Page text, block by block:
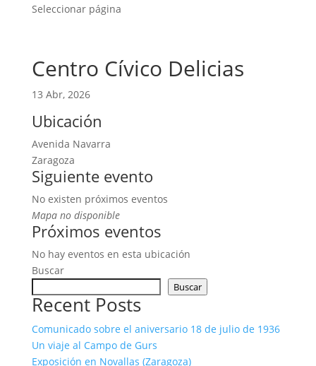
Seleccionar página
Centro Cívico Delicias
13 Abr, 2026
Ubicación
Avenida Navarra
Zaragoza
Siguiente evento
No existen próximos eventos
Mapa no disponible
Próximos eventos
No hay eventos en esta ubicación
Buscar
Buscar
Recent Posts
Comunicado sobre el aniversario 18 de julio de 1936
Un viaje al Campo de Gurs
Exposición en Novallas (Zaragoza)